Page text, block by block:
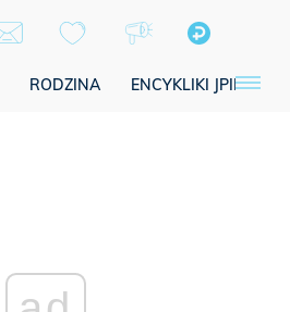
RODZINA ENCYKLIKI JPII